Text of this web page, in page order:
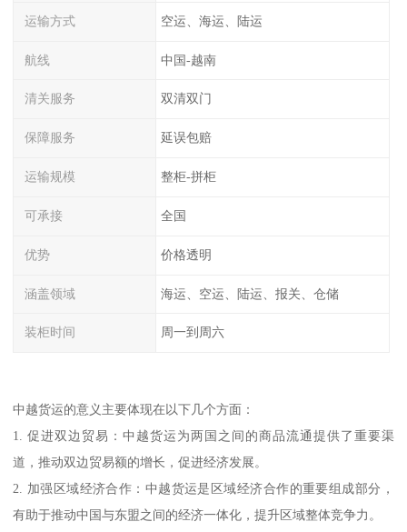
运输方式 空运、海运、陆运
航线 中国-越南
清关服务 双清双门
保障服务 延误包赔
运输规模 整柜-拼柜
可承接 全国
优势 价格透明
涵盖领域 海运、空运、陆运、报关、仓储
装柜时间 周一到周六
中越货运的意义主要体现在以下几个方面：
1. 促进双边贸易：中越货运为两国之间的商品流通提供了重要渠
道，推动双边贸易额的增长，促进经济发展。
2. 加强区域经济合作：中越货运是区域经济合作的重要组成部分，
有助于推动中国与东盟之间的经济一体化，提升区域整体竞争力。